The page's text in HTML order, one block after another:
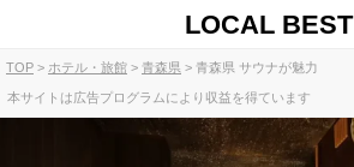
LOCAL BEST
TOP ホテル・旅館 青森県 青森県 サウナが魅力
本サイトは広告プログラムにより収益を得ています